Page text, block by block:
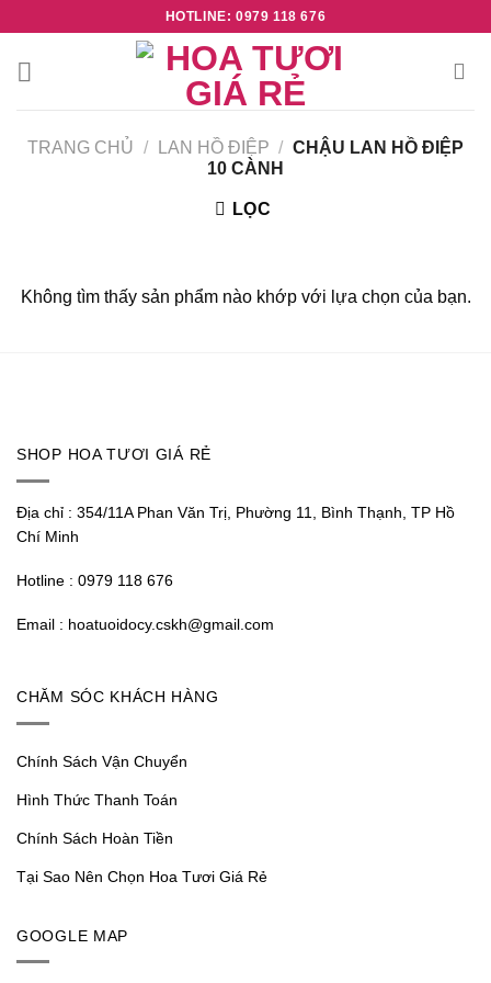
content
HOTLINE: 0979 118 676
TRANG CHỦ / LAN HỒ ĐIỆP / CHẬU LAN HỒ ĐIỆP
10 CÀNH
LỌC
Không tìm thấy sản phẩm nào khớp với lựa chọn của bạn.
SHOP HOA TƯƠI GIÁ RẺ
Địa chỉ : 354/11A Phan Văn Trị, Phường 11, Bình Thạnh, TP Hồ
Chí Minh
Hotline : 0979 118 676
Email : hoatuoidocy.cskh@gmail.com
CHĂM SÓC KHÁCH HÀNG
Chính Sách Vận Chuyển
Hình Thức Thanh Toán
Chính Sách Hoàn Tiền
Tại Sao Nên Chọn Hoa Tươi Giá Rẻ
GOOGLE MAP